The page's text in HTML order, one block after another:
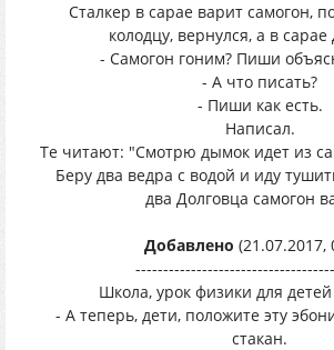
Сталкер в сарае варит самогон,
колодцу, вернулся, а в
- Самогон гоним? Пиши
- А что писать?
- Пиши как есть.
Написал.
Те читают: "Смотрю дымок идет из
Беру два ведра с водой и иду
два Долговца самогон
Добавлено (21.07.2017,
Школа, урок физики для
- А теперь, дети, положите эту
стакан.